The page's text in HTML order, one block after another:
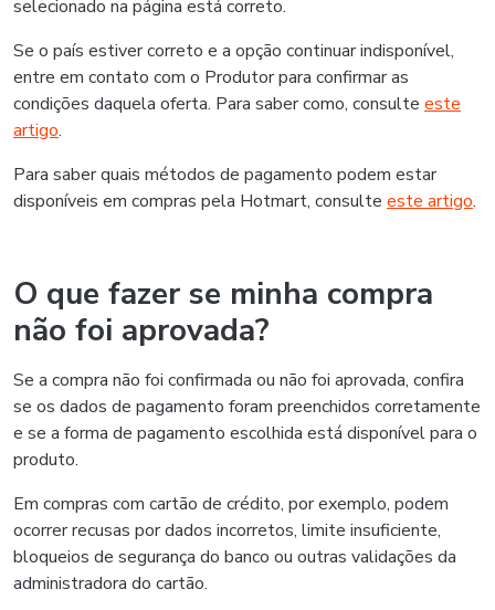
selecionado na página está correto.
Se o país estiver correto e a opção continuar indisponível,
entre em contato com o Produtor para confirmar as
condições daquela oferta. Para saber como, consulte este
artigo.
Para saber quais métodos de pagamento podem estar
disponíveis em compras pela Hotmart, consulte este artigo.
O que fazer se minha compra
não foi aprovada?
Se a compra não foi confirmada ou não foi aprovada, confira
se os dados de pagamento foram preenchidos corretamente
e se a forma de pagamento escolhida está disponível para o
produto.
Em compras com cartão de crédito, por exemplo, podem
ocorrer recusas por dados incorretos, limite insuficiente,
bloqueios de segurança do banco ou outras validações da
administradora do cartão.